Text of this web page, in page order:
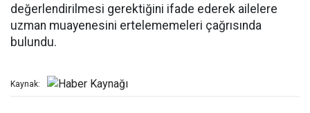
değerlendirilmesi gerektiğini ifade ederek ailelere
uzman muayenesini ertelememeleri çağrısında
bulundu.
Kaynak: